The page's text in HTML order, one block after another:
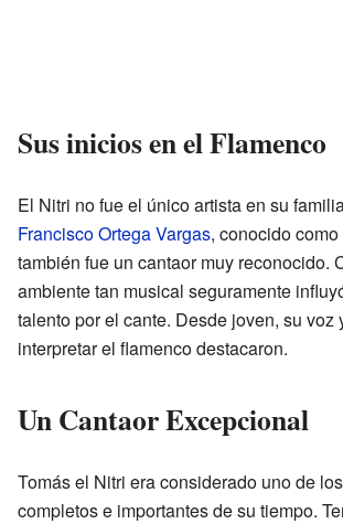
Sus inicios en el Flamenco
El Nitri no fue el único artista en su
Francisco Ortega Vargas, conocido
también fue un cantaor muy reconocido.
ambiente tan musical seguramente
talento por el cante. Desde joven, su voz
interpretar el flamenco destacaron.
Un Cantaor Excepcional
Tomás el Nitri era considerado uno de
completos e importantes de su tiempo.